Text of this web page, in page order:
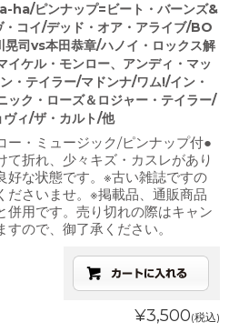
ha/ピンナップ=ビート・バーンズ&
・コイ/デッド・オア・アライブ/BO
司vs本田恭章/ハノイ・ロックス解
イケル・モンロー、アンディ・マッ
・テイラー/マドンナ/ワム!/イン・
ック・ローズ＆ロジャー・テイラー/
ヴィ/ザ・カルト/他
ー・ミュージック/ピンナップ付●
折れ、少々キズ・カスレがあり
好な状態です。※古い雑誌ですの
ださいませ。※掲載品、通販商品
併用です。売り切れの際はキャン
ので、御了承ください。
¥3,500(税込)